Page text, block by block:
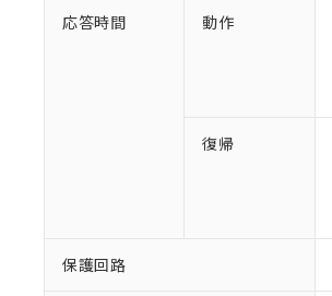
応答時間 動作
復帰
保護回路